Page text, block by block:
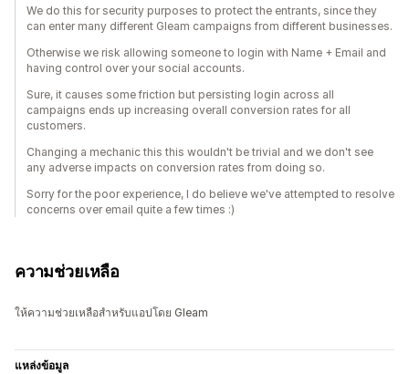
We do this for security purposes to protect the entrants, since they
can enter many different Gleam campaigns from different businesses.
Otherwise we risk allowing someone to login with Name + Email and
having control over your social accounts.
Sure, it causes some friction but persisting login across all
campaigns ends up increasing overall conversion rates for all
customers.
Changing a mechanic this this wouldn't be trivial and we don't see
any adverse impacts on conversion rates from doing so.
Sorry for the poor experience, I do believe we've attempted to resolve
concerns over email quite a few times :)
ความช่วยเหลือ
ให้ความช่วยเหลือสำหรับแอปโดย Gleam
แหล่งข้อมูล